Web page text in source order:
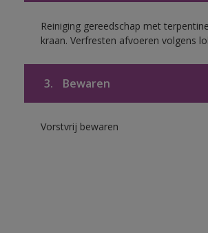
Reiniging gereedschap met
kraan. Verfresten afvoeren volgens
3. Bewaren
Vorstvrij bewaren